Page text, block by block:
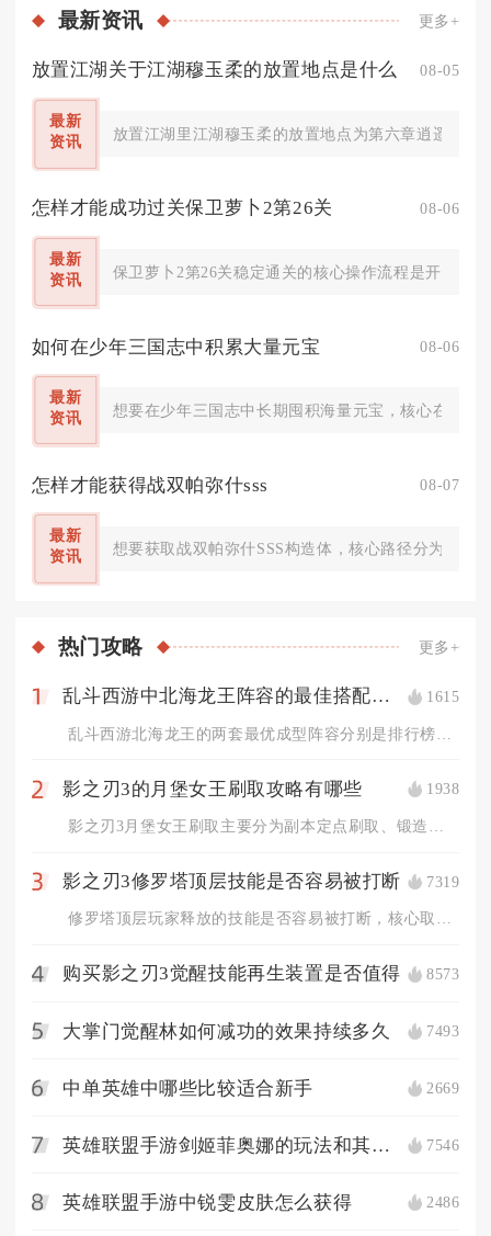
最新资讯 更多+
放置江湖关于江湖穆玉柔的放置地点是什么 08-05
最新
资讯
放置江湖里江湖穆玉柔的放置地点为第六章逍遥林
怎样才能成功过关保卫萝卜2第26关 08-06
最新
资讯
保卫萝卜2第26关稳定通关的核心操作流程是开局极
如何在少年三国志中积累大量元宝 08-06
最新
资讯
想要在少年三国志中长期囤积海量元宝，核心在于
怎样才能获得战双帕弥什sss 08-07
最新
资讯
想要获取战双帕弥什SSS构造体，核心路径分为定
热门攻略 更多+
1 乱斗西游中北海龙王阵容的最佳搭配是什么 1615
2 影之刃3的月堡女王刷取攻略有哪些 1938
3 影之刃3修罗塔顶层技能是否容易被打断 7319
修罗塔顶层玩家释放的技能是否容易被打断，核心取决于技能自带霸...
4 购买影之刃3觉醒技能再生装置是否值得 8573
5 大掌门觉醒林如何减功的效果持续多久 7493
6 中单英雄中哪些比较适合新手 2669
7 英雄联盟手游剑姬菲奥娜的玩法和其他英雄有何不同 7546
8 英雄联盟手游中锐雯皮肤怎么获得 2486